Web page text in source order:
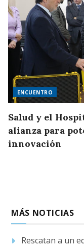
ENCUENTRO
Salud y el
alianza para
innovación
MÁS NOTICIAS
Rescatan a un